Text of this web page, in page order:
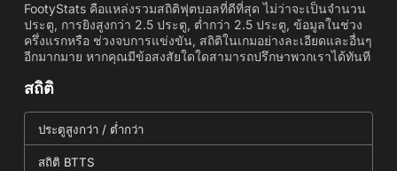
FootyStats คือแหล่งรวมสถิติฟุตบอลที่ดีที่สุด ไม่ว่าจะเป็นจำนวน
ประตู, การยิงสูงกว่า 2.5 ประตู, ต่ำกว่า 2.5 ประตู, ข้อมูลในช่วง
ครึ่งแรกหรือ ช่วงจบการแข่งขัน, สถิติในเกมอย่างละเอียดและอื่นๆ
อีกมากมาย หากคุณมีข้อสงสัยใดใดสามารถปรึกษาพวกเราได้ทันที
สถิติ
ประตูสูงกว่า / ต่ำกว่า
สถิติ BTTS